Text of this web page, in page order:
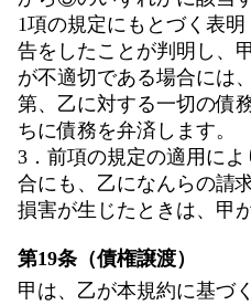
1項の規定にもとづく表
告をしたことが判明し、
が不適切である場合には
第、乙に対する一切の債
ちに債務を弁済します。
3．前項の規定の適用に
合にも、乙になんらの請
損害が生じたときは、甲
第19条（債権譲渡）
甲は、乙が本規約に基づ